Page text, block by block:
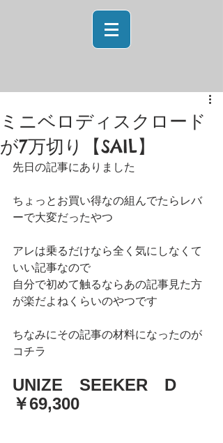
ミニベロディスクロード
が7万切り【SAIL】
先日の記事にありました
ちょっとお買い得なの組んでたらレバ
ーで大変だったやつ
アレは乗るだけなら全く気にしなくて
いい記事なので
自分で初めて触るならあの記事見た方
が楽だよねくらいのやつです
ちなみにその記事の材料になったのが
コチラ
UNIZE　SEEKER　D
￥69,300